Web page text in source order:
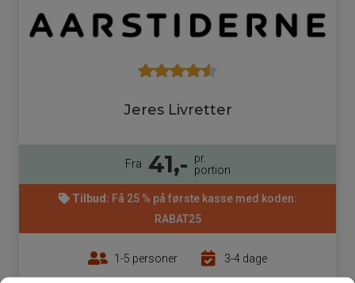
Jeres Livretter
Fra 41,-
pr.
portion
Tilbud: Få 25 % på første kasse med koden:
RABAT25
1-5 personer 3-4 dage